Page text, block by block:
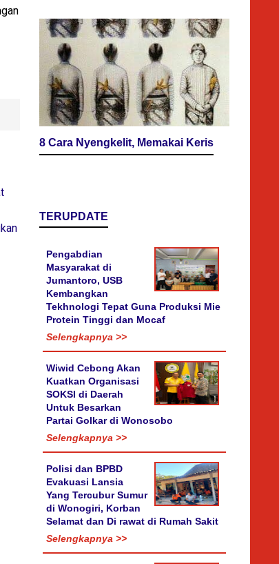
8 Cara Nyengkelit, Memakai Keris
TERUPDATE
Pengabdian
Masyarakat di
Jumantoro, USB
Kembangkan
Tekhnologi Tepat Guna Produksi Mie
Protein Tinggi dan Mocaf
Selengkapnya >>
Wiwid Cebong Akan
Kuatkan Organisasi
SOKSI di Daerah
Untuk Besarkan
Partai Golkar di Wonosobo
Selengkapnya >>
Polisi dan BPBD
Evakuasi Lansia
Yang Tercubur Sumur
di Wonogiri, Korban
Selamat dan Di rawat di Rumah Sakit
Selengkapnya >>